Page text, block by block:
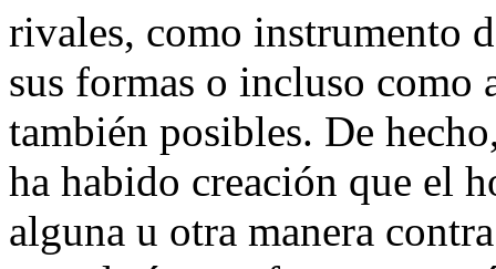
rivales, como instrumento
sus formas o incluso como
también posibles. De
ha habido creación que el
alguna u otra manera